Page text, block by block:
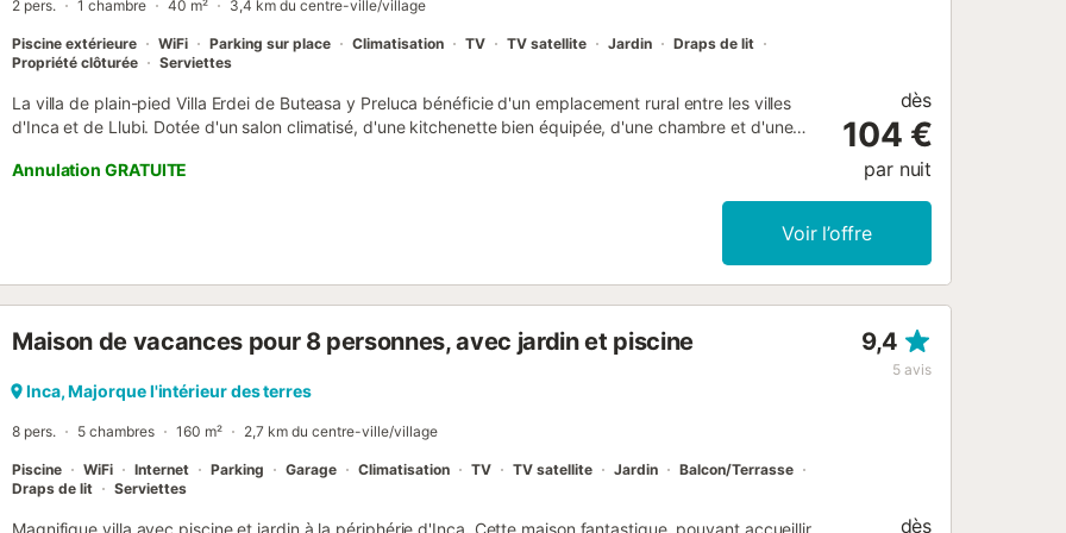
système de check-in pratique....
2 pers. 1 chambre 40 m² 3,4 km du centre-ville/village
Piscine extérieure WiFi Parking sur place Climatisation TV TV satellite Jardin
Draps de lit
Propriété clôturée
Serviettes
La villa de plain-pied Villa Erdei de Buteasa y Preluca bénéficie d'un emplacement rural entre les villes
d'Inca et de Llubi. Dotée d'un salon climatisé, d'une kitchenette bien équipée, d'une chambre et d'une
comprennent le Wi-Fi, un lit supplémentaire (sur demande) et un parking. Après vous être rafraîchis dans
la piscine de 58 m², pourquoi ne pas vous détendre sur les chaises longues ou dans le hamac, puis
profiter d'un barbecue ensemble le soir. Les deux villes sont à 10 minutes en voiture et proposent des
Annulation GRATUITE
dès
104 €
par nuit
Voir l’offre
Maison de vacances pour 8 personnes, avec jardin et piscine 9,4
5 avis
Inca, Majorque l'intérieur des terres
8 pers. 5 chambres 160 m² 2,7 km du centre-ville/village
Piscine WiFi Internet Parking Garage Climatisation TV TV satellite Jardin
Balcon/Terrasse
Draps de lit
Serviettes
Magnifique villa avec piscine et jardin à la périphérie d'Inca. Cette maison fantastique, pouvant accueillir
dès